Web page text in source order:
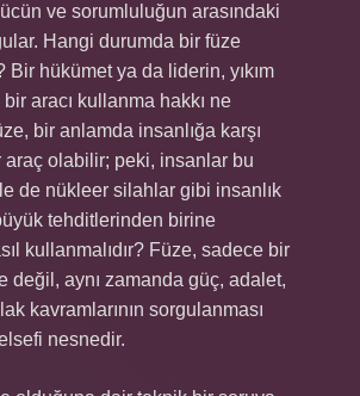
ve sorumluluğun arasındaki
Hangi durumda bir füze
Bir hükümet ya da liderin, yıkım
aracı kullanma hakkı ne
bir anlamda insanlığa karşı
araç olabilir; peki, insanlar bu
de nükleer silahlar gibi insanlık
tehditlerinden birine
kullanmalıdır? Füze, sadece bir
değil, aynı zamanda güç, adalet,
kavramlarının sorgulanması
nesnedir.